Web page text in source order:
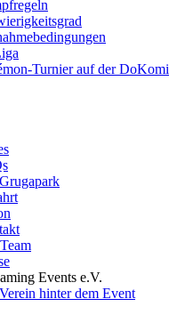
Turnier auf der DoKomi
Events e.V.
hinter dem Event